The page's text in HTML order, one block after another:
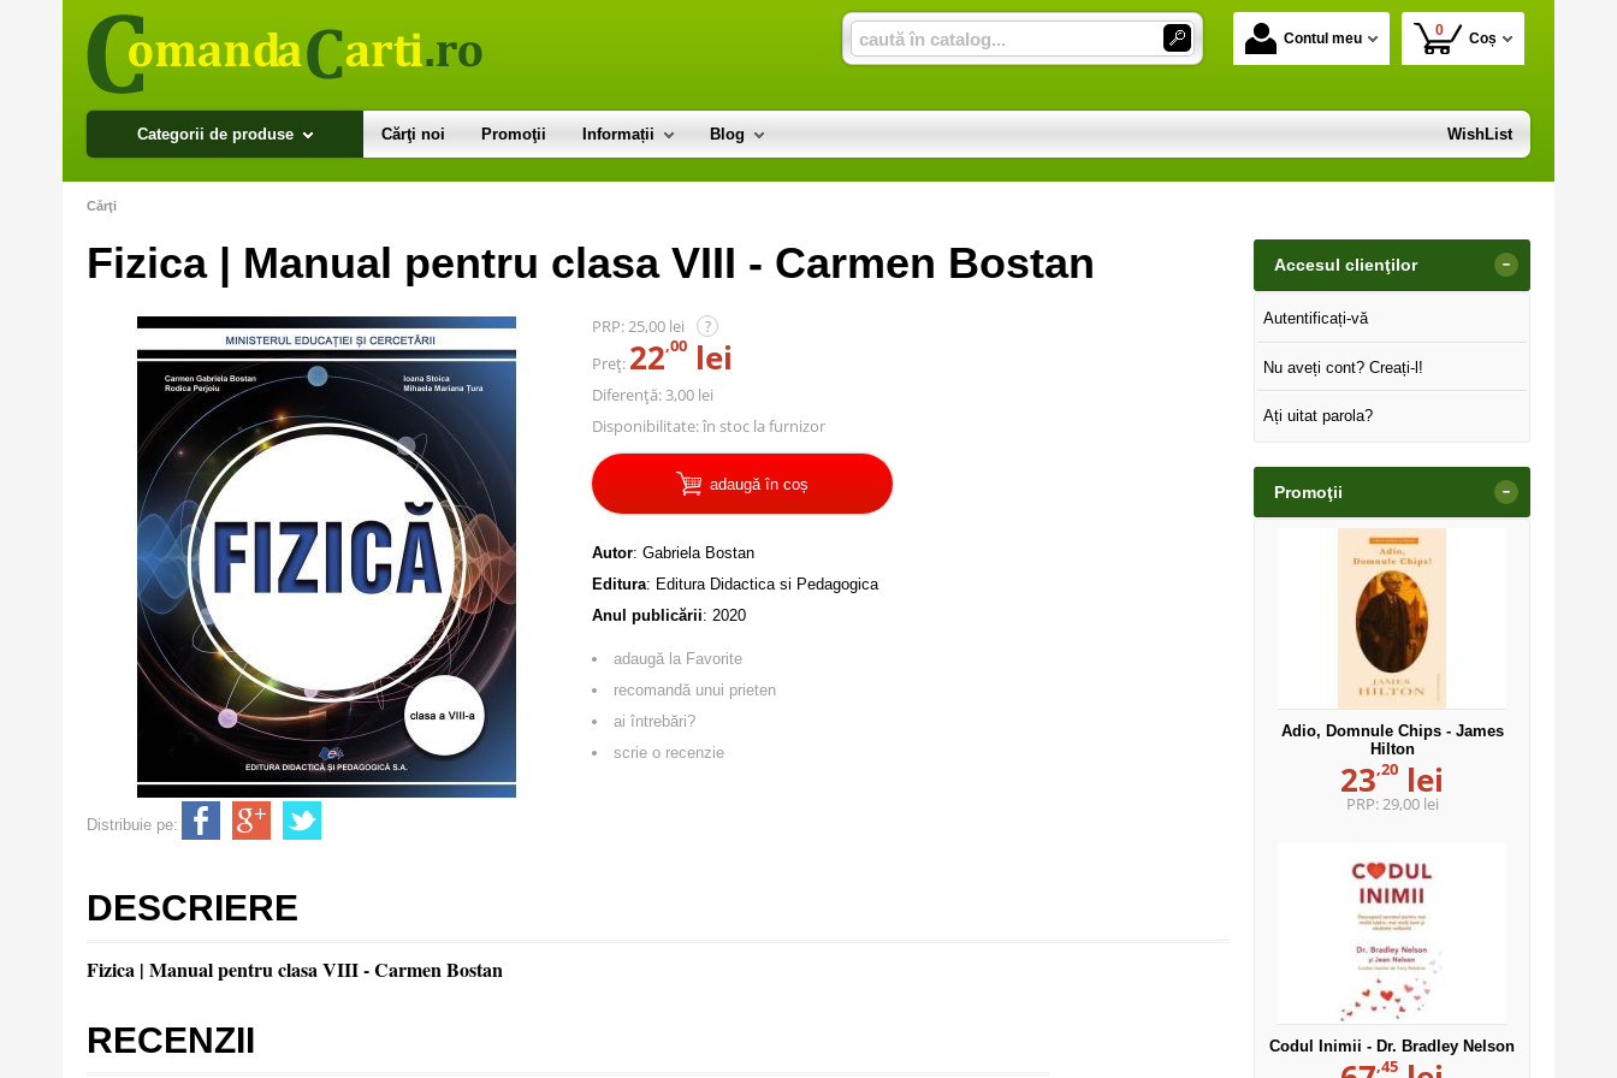
Contul meu 0 Coș
Categorii de produse Cărţi noi Promoţii Informații Blog WishList
Cărţi
Fizica | Manual pentru clasa VIII - Carmen Bostan
PRP:25,00 lei ?
Preț: 22,00 lei
Diferență: 3,00 lei
Disponibilitate:în stoc la furnizor
adaugă în coș
Autor: Gabriela Bostan
Editura: Editura Didactica si Pedagogica
Anul publicării: 2020
adaugă la Favorite
recomandă unui prieten
ai întrebări?
scrie o recenzie
Distribuie pe:
DESCRIERE
Fizica | Manual pentru clasa VIII - Carmen Bostan
RECENZII
Accesul clienţilor -
Autentificați-vă
Nu aveți cont? Creați-l!
Ați uitat parola?
Promoţii -
Adio, Domnule Chips - James
Hilton
23,20 lei
PRP:29,00 lei
Codul Inimii - Dr. Bradley Nelson
,45